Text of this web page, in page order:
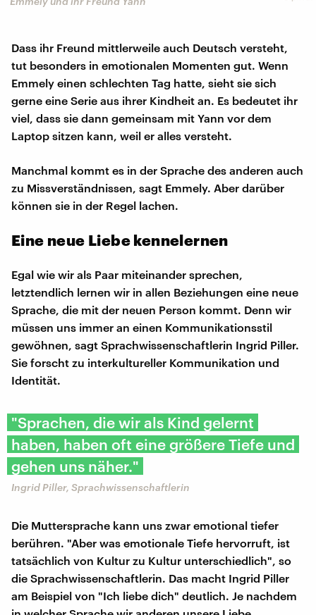
Dass ihr Freund mittlerweile auch Deutsch versteht,
tut besonders in emotionalen Momenten gut. Wenn
Emmely einen schlechten Tag hatte, sieht sie sich
gerne eine Serie aus ihrer Kindheit an. Es bedeutet ihr
viel, dass sie dann gemeinsam mit Yann vor dem
Laptop sitzen kann, weil er alles versteht.
Manchmal kommt es in der Sprache des anderen auch
zu Missverständnissen, sagt Emmely. Aber darüber
können sie in der Regel lachen.
Eine neue Liebe kennelernen
Egal wie wir als Paar miteinander sprechen,
letztendlich lernen wir in allen Beziehungen eine neue
Sprache, die mit der neuen Person kommt. Denn wir
müssen uns immer an einen Kommunikationsstil
gewöhnen, sagt Sprachwissenschaftlerin Ingrid Piller.
Sie forscht zu interkultureller Kommunikation und
Identität.
"Sprachen, die wir als Kind gelernt
haben, haben oft eine größere Tiefe und
gehen uns näher."
Ingrid Piller, Sprachwissenschaftlerin
Die Muttersprache kann uns zwar emotional tiefer
berühren. "Aber was emotionale Tiefe hervorruft, ist
tatsächlich von Kultur zu Kultur unterschiedlich", so
die Sprachwissenschaftlerin. Das macht Ingrid Piller
am Beispiel von "Ich liebe dich" deutlich. Je nachdem